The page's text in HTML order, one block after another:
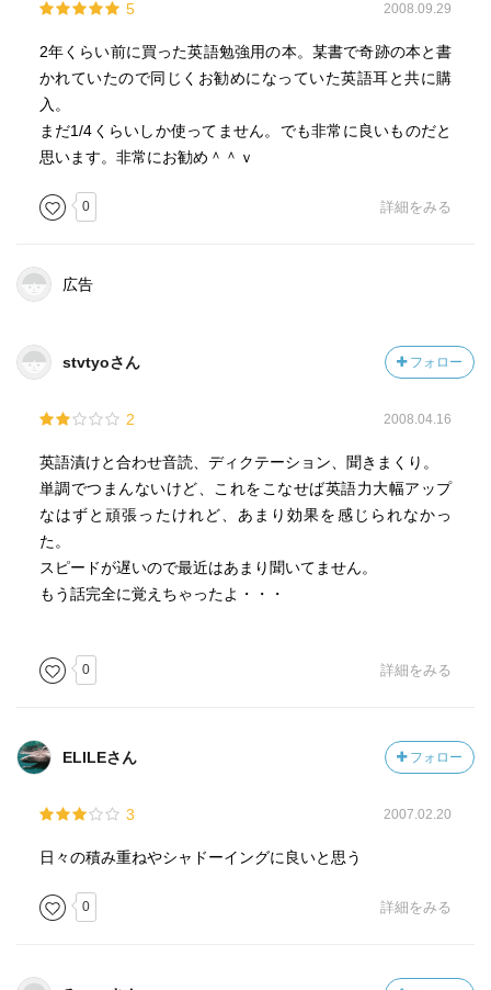
5 2008.09.29
2年くらい前に買った英語勉強用の本。某書で奇跡の本と書
かれていたので同じくお勧めになっていた英語耳と共に購
入。
まだ1/4くらいしか使ってません。でも非常に良いものだと
思います。非常にお勧め＾＾ｖ
0 詳細をみる
広告
stvtyoさん フォロー
2 2008.04.16
英語漬けと合わせ音読、ディクテーション、聞きまくり。
単調でつまんないけど、これをこなせば英語力大幅アップ
なはずと頑張ったけれど、あまり効果を感じられなかっ
た。
スピードが遅いので最近はあまり聞いてません。
もう話完全に覚えちゃったよ・・・
0 詳細をみる
ELILEさん フォロー
3 2007.02.20
日々の積み重ねやシャドーイングに良いと思う
0 詳細をみる